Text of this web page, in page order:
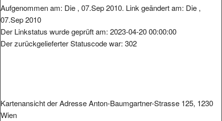
Aufgenommen am: Die , 07.Sep 2010. Link geändert am: Die ,
07.Sep 2010
Der Linkstatus wurde geprüft am: 2023-04-20 00:00:00
Der zurückgelieferter Statuscode war: 302
Kartenansicht der Adresse Anton-Baumgartner-Strasse 125, 1230
Wien